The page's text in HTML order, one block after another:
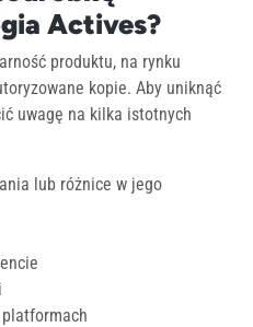
Actives?
produktu, na rynku
kopie. Aby uniknąć
uwagę na kilka istotnych
lub różnice w jego